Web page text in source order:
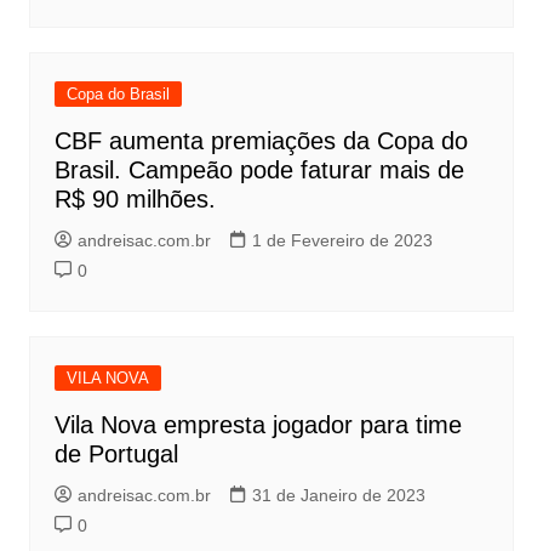
Copa do Brasil
CBF aumenta premiações da Copa do
Brasil. Campeão pode faturar mais de
R$ 90 milhões.
andreisac.com.br
1 de Fevereiro de 2023
0
VILA NOVA
Vila Nova empresta jogador para time
de Portugal
andreisac.com.br
31 de Janeiro de 2023
0